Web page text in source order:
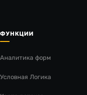
ФУНКЦИИ
Аналитика форм
Условная Логика